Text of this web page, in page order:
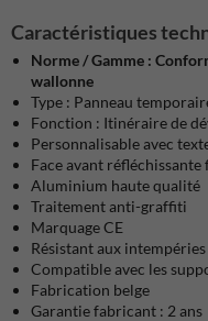
Caractéristiques
Norme / Gamme :
wallonne
Type : Panneau
Fonction : Itinéraire de
Personnalisable avec
Face avant réfléchissante
Aluminium haute qualité
Traitement anti-graffiti
Marquage CE
Résistant aux
Compatible avec les
Fabrication belge
Garantie fabricant : 2 ans